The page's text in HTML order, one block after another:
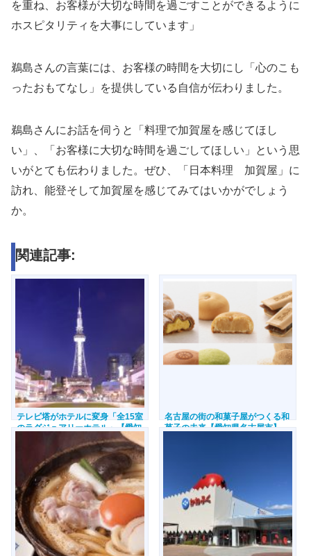
を重ね、お客様が大切な時間を過ごすことができるように
ホスピタリティを大事にしています」
鵜島さんの言葉には、お客様の時間を大切にし「心のこも
ったおもてなし」を提供している自信が伝わりました。
鵜島さんにお話を伺うと「料理で加賀屋を感じてほし
い」、「お客様に大切な時間を過ごしてほしい」という思
いがとても伝わりました。ぜひ、「日本料理 加賀屋」に
訪れ、能登そして加賀屋を感じてみてはいかがでしょう
か。
関連記事:
テレビ塔がホテルに変身「全15室
のラグジュアリーホテル」【愛知
名古屋の街の和菓子屋がつくる和
菓子の未来【愛知県名古屋市】